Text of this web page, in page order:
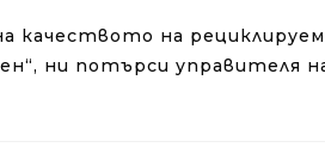
качеството на
ни потърси управителя